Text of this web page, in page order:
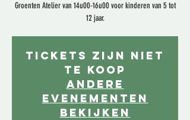
Groenten Atelier van 14u00-16u00 voor kinderen van 5 tot
12 jaar.
Tickets zijn niet
te koop
Andere
evenementen
bekijken